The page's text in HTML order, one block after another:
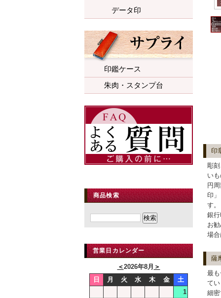
データ印
印鑑ケース
朱肉・スタンプ台
商品検索
営業日カレンダー
＜2026年8月 ＞
日
月 火 水 木 金
土
1
印
彫
い
円
印
す。
銀
お
場
薩
最
て
細